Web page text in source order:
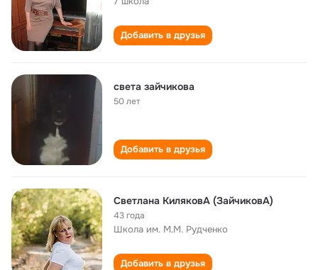
Добавить в друзья
света зайчикова
50 лет
Добавить в друзья
Светлана КиляковА (ЗайчиковА)
43 года
Школа им. М.М. Рудченко
Добавить в друзья